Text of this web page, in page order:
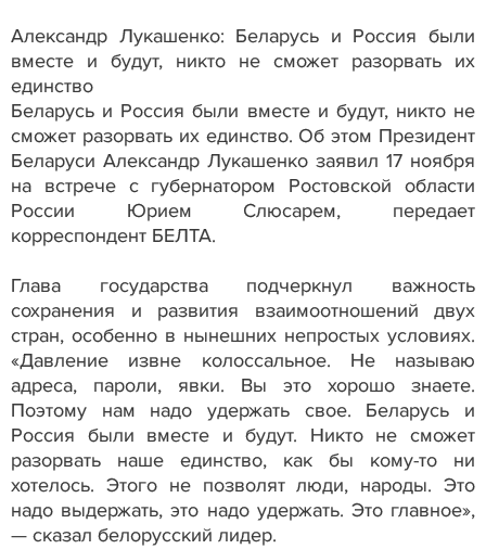
Александр Лукашенко: Беларусь и Россия были
вместе и будут, никто не сможет разорвать их
единство
Беларусь и Россия были вместе и будут, никто не
сможет разорвать их единство. Об этом Президент
Беларуси Александр Лукашенко заявил 17 ноября
на встрече с губернатором Ростовской области
России Юрием Слюсарем, передает
корреспондент БЕЛТА.
Глава государства подчеркнул важность
сохранения и развития взаимоотношений двух
стран, особенно в нынешних непростых условиях.
«Давление извне колоссальное. Не называю
адреса, пароли, явки. Вы это хорошо знаете.
Поэтому нам надо удержать свое. Беларусь и
Россия были вместе и будут. Никто не сможет
разорвать наше единство, как бы кому-то ни
хотелось. Этого не позволят люди, народы. Это
надо выдержать, это надо удержать. Это главное»,
— сказал белорусский лидер.